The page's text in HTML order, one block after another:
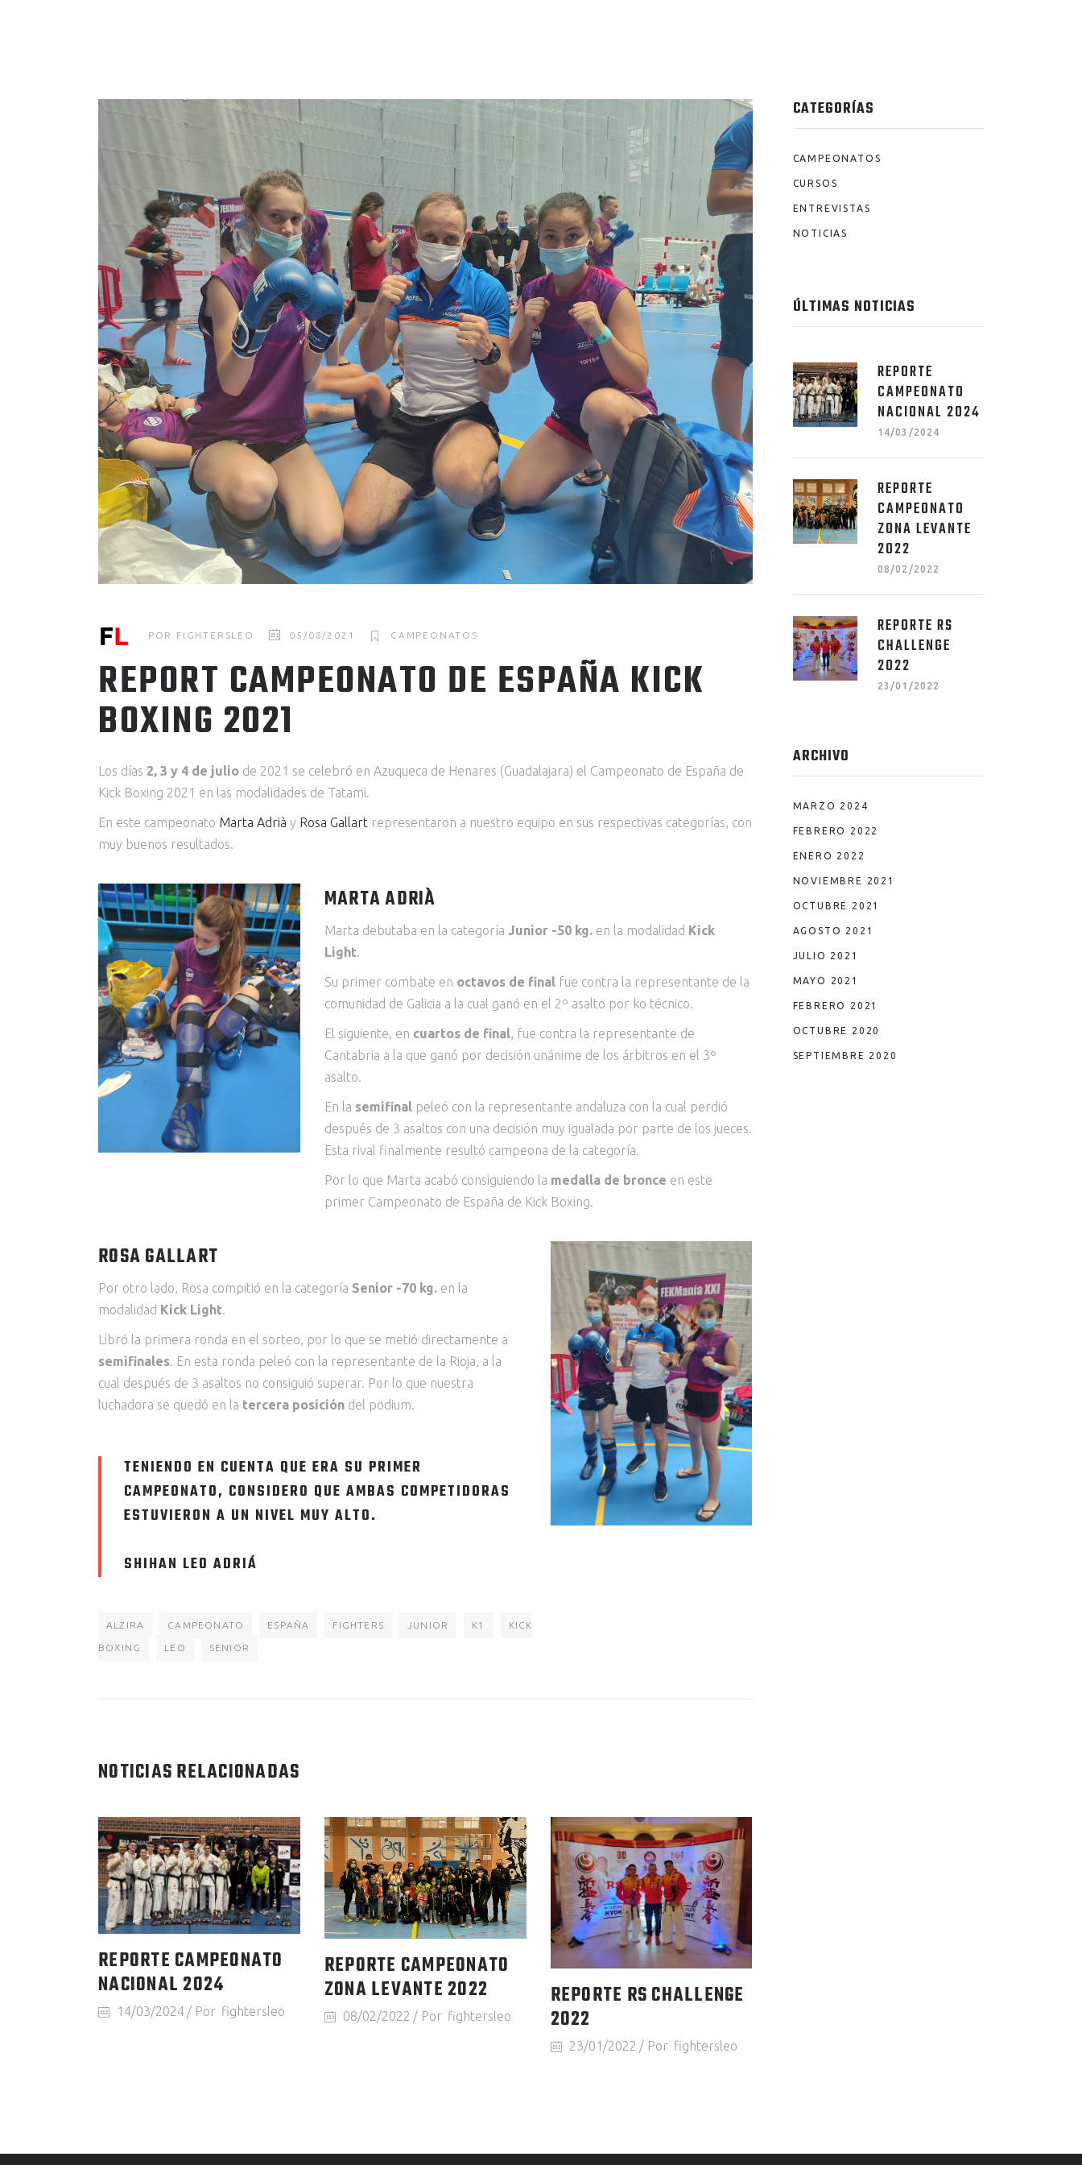
POR FIGHTERSLEO 05/08/2021 CAMPEONATOS
REPORT CAMPEONATO DE ESPAÑA KICK
BOXING 2021
Los días 2, 3 y 4 de julio de 2021 se celebró en Azuqueca de Henares (Guadalajara) el Campeonato de España de
Kick Boxing 2021 en las modalidades de Tatami.
En este campeonato Marta Adrià y Rosa Gallart representaron a nuestro equipo en sus respectivas categorías, con
muy buenos resultados.
MARTA ADRIÀ
Marta debutaba en la categoría Junior -50 kg.en la modalidad Kick
Light.
Su primer combate en octavos de finalfue contra la representante de la
comunidad de Galicia a la cual ganó en el 2º asalto por ko técnico.
El siguiente, en cuartos de final, fue contra la representante de
Cantabria a la que ganó por decisión unánime de los árbitros en el 3º
asalto.
En la semifinalpeleó con la representante andaluza con la cual perdió
después de 3 asaltos con una decisión muy igualada por parte de los jueces.
Esta rival finalmente resultó campeona de la categoría.
Por lo que Marta acabó consiguiendo la medalla de bronce en este
primer Campeonato de España de Kick Boxing.
ROSA GALLART
Por otro lado, Rosa compitió en la categoría Senior -70 kg. en la
modalidad Kick Light.
Libró la primera ronda en el sorteo, por lo que se metió directamente a
semifinales. En esta ronda peleó con la representante de la Rioja, a la
cual después de 3 asaltos no consiguió superar. Por lo que nuestra
luchadora se quedó en la tercera posición del podium.
TENIENDO EN CUENTA QUE ERA SU PRIMER
CAMPEONATO, CONSIDERO QUE AMBAS COMPETIDORAS
ESTUVIERON A UN NIVEL MUY ALTO.
SHIHAN LEO ADRIÁ
ALZIRA CAMPEONATO ESPAÑA FIGHTERS JUNIOR K1 KICK
BOXING LEO SENIOR
NOTICIAS RELACIONADAS
REPORTE CAMPEONATO
NACIONAL 2024
14/03/2024 Por fightersleo
REPORTE CAMPEONATO
ZONA LEVANTE 2022
08/02/2022 Por fightersleo
REPORTE RS CHALLENGE
2022
23/01/2022 Por fightersleo
CATEGORÍAS
CAMPEONATOS
CURSOS
ENTREVISTAS
NOTICIAS
ÚLTIMAS NOTICIAS
REPORTE
CAMPEONATO
NACIONAL 2024
14/03/2024
REPORTE
CAMPEONATO
ZONA LEVANTE
2022
08/02/2022
REPORTE RS
CHALLENGE
2022
23/01/2022
ARCHIVO
MARZO 2024
FEBRERO 2022
ENERO 2022
NOVIEMBRE 2021
OCTUBRE 2021
AGOSTO 2021
JULIO 2021
MAYO 2021
FEBRERO 2021
OCTUBRE 2020
SEPTIEMBRE 2020